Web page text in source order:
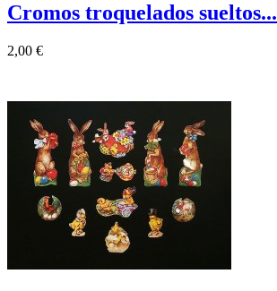
Cromos troquelados sueltos...
2,00 €